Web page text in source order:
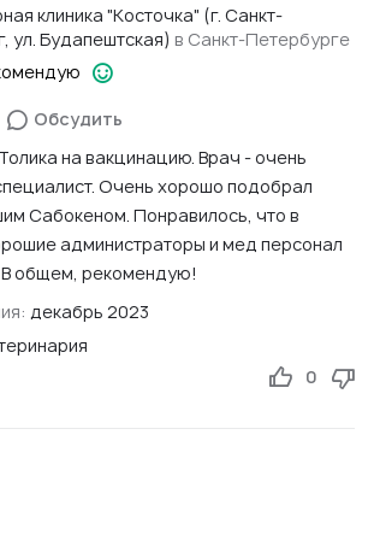
клиника "Косточка" (г. Санкт-
ул. Будапештская) в Санкт-Петербурге
Обсудить
на вакцинацию. Врач - очень
Очень хорошо подобрал
Сабокеном. Понравилось, что в
администраторы и мед персонал
общем, рекомендую!
декабрь 2023
0